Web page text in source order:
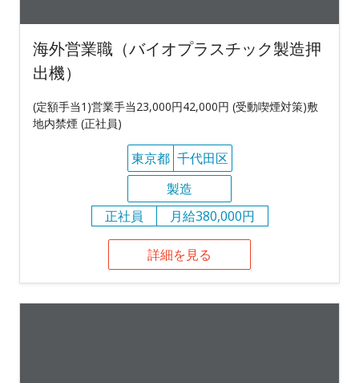
海外営業職（バイオプラスチック製造押
出機）
(定額手当1)営業手当23,000円42,000円 (受動喫煙対策)敷
地内禁煙 (正社員)
東京都 千代田区
製造
正社員
月給380,000円
詳細を見る